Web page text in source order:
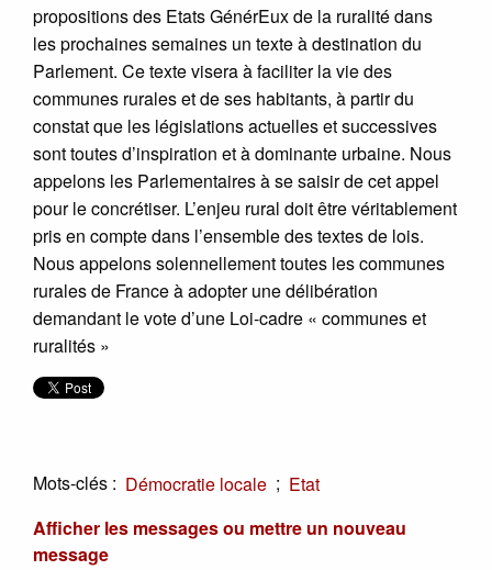
propositions des Etats GénérEux de la ruralité dans
les prochaines semaines un texte à destination du
Parlement. Ce texte visera à faciliter la vie des
communes rurales et de ses habitants, à partir du
constat que les législations actuelles et successives
sont toutes d’inspiration et à dominante urbaine. Nous
appelons les Parlementaires à se saisir de cet appel
pour le concrétiser. L’enjeu rural doit être véritablement
pris en compte dans l’ensemble des textes de lois.
Nous appelons solennellement toutes les communes
rurales de France à adopter une délibération
demandant le vote d’une Loi-cadre « communes et
ruralités »
Mots-clés : Démocratie locale ; Etat
Afficher les messages ou mettre un nouveau
message